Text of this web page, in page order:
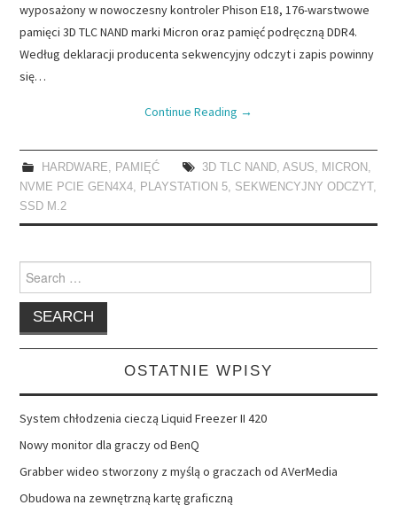
wyposażony w nowoczesny kontroler Phison E18, 176-warstwowe
pamięci 3D TLC NAND marki Micron oraz pamięć podręczną DDR4.
Według deklaracji producenta sekwencyjny odczyt i zapis powinny
się…
Continue Reading →
HARDWARE, PAMIĘĆ 3D TLC NAND, ASUS, MICRON ,
NVME PCIE GEN4X4, PLAYSTATION 5, SEKWENCYJNY ODCZYT ,
SSD M.2
Search
for:
OSTATNIE WPISY
System chłodzenia cieczą Liquid Freezer II 420
Nowy monitor dla graczy od BenQ
Grabber wideo stworzony z myślą o graczach od AVerMedia
Obudowa na zewnętrzną kartę graficzną